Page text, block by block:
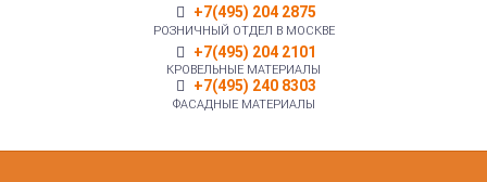
+7(495) 204 2875
РОЗНИЧНЫЙ ОТДЕЛ В МОСКВЕ
+7(495) 204 2101
КРОВЕЛЬНЫЕ МАТЕРИАЛЫ
+7(495) 240 8303
ФАСАДНЫЕ МАТЕРИАЛЫ